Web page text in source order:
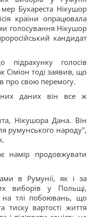
Бухареста Нікушор
країни опрацювала
голосування Нікушор
кандидат
голосів
Сіміон тоді заявив, що
про свою перемогу.
даних він все ж
Нікушора Дана. Він
румунського народу",
продовжувати
в Румунії, як і за
виборів у Польщі,
на тлі побоювань, що
тиску вартості життя